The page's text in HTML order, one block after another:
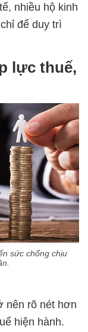
nhiều hộ kinh
để duy trì
lực thuế,
sức chống chịu
nên rõ nét hơn
hiện hành.